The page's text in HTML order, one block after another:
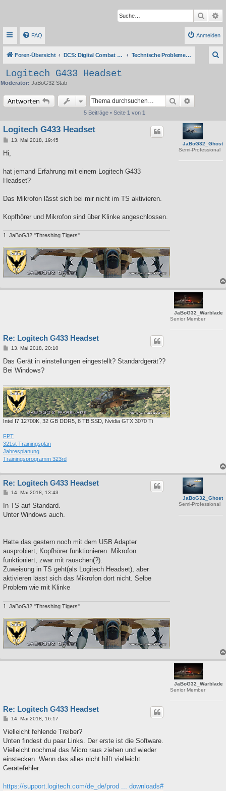
Suche
FAQ Anmelden
Foren-Übersicht DCS: Digital Combat Simulator Series Technische Probleme, Tipps & Anleitungen
Logitech G433 Headset
Moderator: JaBoG32 Stab
Antworten Suche
5 Beiträge • Seite 1 von 1
JaBoG32_Ghost
Semi-Professional
Logitech G433 Headset
B
t
a
13. Mai 2018, 19:45
Hi,
hat jemand Erfahrung mit einem Logitech G433
Headset?
Das Mikrofon lässt sich bei mir nicht im TS aktivieren.
Kopfhörer und Mikrofon sind über Klinke angeschlossen.
1. JaBoG32 "Threshing Tigers"
JaBoG32_Warblade
Senior Member
Re: Logitech G433 Headset
B
i
r
13. Mai 2018, 20:10
Das Gerät in einstellungen eingestellt? Standardgerät??
Bei Windows?
Intel I7 12700K, 32 GB DDR5, 8 TB SSD, Nvidia GTX 3070 Ti
FPT
321st Trainingsplan
Jahresplanung
Trainingsprogramm 323rd
JaBoG32_Ghost
Semi-Professional
Re: Logitech G433 Headset
B
r
14. Mai 2018, 13:43
In TS auf Standard.
Unter Windows auch.
Hatte das gestern noch mit dem USB Adapter
ausprobiert, Kopfhörer funktionieren. Mikrofon
funktioniert, zwar mit rauschen(?).
Zuweisung in TS geht(als Logitech Headset), aber
aktivieren lässt sich das Mikrofon dort nicht. Selbe
Problem wie mit Klinke
1. JaBoG32 "Threshing Tigers"
JaBoG32_Warblade
Senior Member
Re: Logitech G433 Headset
B
i
r
a
14. Mai 2018, 16:17
Vielleicht fehlende Treiber?
Unten findest du paar Links. Der erste ist die Software.
Vielleicht nochmal das Micro raus ziehen und wieder
einstecken. Wenn das alles nicht hilft vielleicht
Gerätefehler.
https://support.logitech.com/de_de/prod ... downloads#